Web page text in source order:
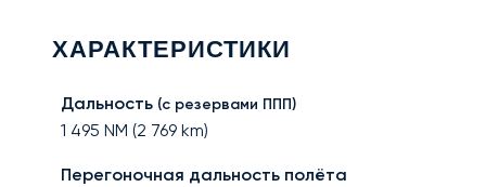
ХАРАКТЕРИСТИКИ
Дальность (с резервами ППП)
1 495 NM (2 769 km)
Перегоночная дальность полёта